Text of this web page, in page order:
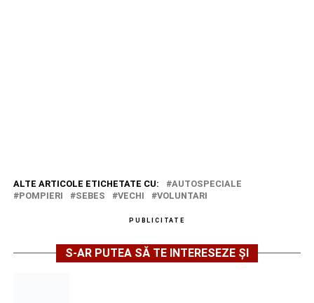
ALTE ARTICOLE ETICHETATE CU:
AUTOSPECIALE
POMPIERI
SEBES VECHI VOLUNTARI
PUBLICITATE
S-AR PUTEA SĂ TE INTERESEZE ȘI